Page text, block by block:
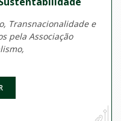
Transnacionalidade e
pela Associação